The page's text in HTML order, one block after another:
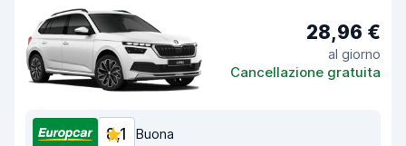
28,96 €
al giorno
Cancellazione gratuita
8,1 Buona